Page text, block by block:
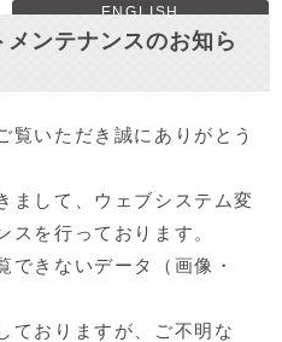
ENGLISH
メンテナンスのお知ら
覧いただき誠にありがとう
まして、ウェブシステム変
スを行っております。
できないデータ（画像・
ておりますが、ご不明な